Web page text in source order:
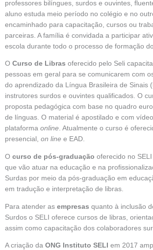
professores bilíngues, surdos e ouvintes,
aluno estuda meio período no colégio e no
encaminhado para capacitação, cursos ou
parceiras. A família é convidada a participar
escola durante todo o processo de formação
O Curso de Libras oferecido pelo Seli
pessoas em geral para se comunicarem com
do aprendizado da Língua Brasileira de Sinais
instrutores surdos e ouvintes qualificados. O
proposta pedagógica com base no quadro
de línguas. O material é apostilado e com
plataforma online. Atualmente o curso é
presencial, on line e EAD.
O curso de pós-graduação oferecido no
que vão atuar na educação e na
Surdas por meio da pós-graduação em
em tradução e interpretação de libras.
Para atender as empresas quanto à inclusão
Surdos o SELI oferece cursos de libras,
assim como capacitação dos colaboradores
A criação da ONG Instituto SELI em 2017